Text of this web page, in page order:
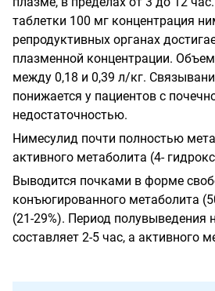
таблетки 100 мг концентрация
репродуктивных органах
плазменной концентрации.
между 0,18 и 0,39 л/кг.
понижается у пациентов с
недостаточностью.
Нимесулид почти полностью
активного метаболита (4-
Выводится почками в форме
конъюгированного метаболита
(21-29%). Период полувыведения
составляет 2-5 час, а активного